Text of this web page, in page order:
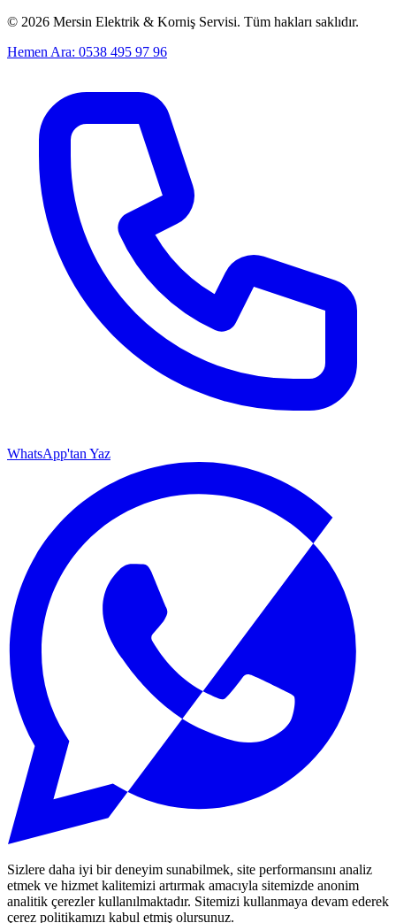
© 2026 Mersin Elektrik & Korniş Servisi. Tüm hakları saklıdır.
Hemen Ara: 0538 495 97 96
WhatsApp'tan Yaz
Sizlere daha iyi bir deneyim sunabilmek, site performansını analiz
etmek ve hizmet kalitemizi artırmak amacıyla sitemizde anonim
analitik çerezler kullanılmaktadır. Sitemizi kullanmaya devam ederek
çerez politikamızı kabul etmiş olursunuz.